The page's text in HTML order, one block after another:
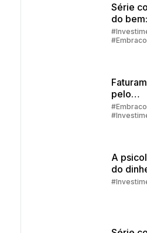
Série
do
como
pelo
passo
A
do
que te